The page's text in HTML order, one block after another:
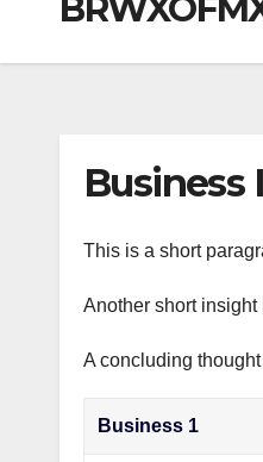
Business
This is a short
Another short
A concluding
Business 1
m